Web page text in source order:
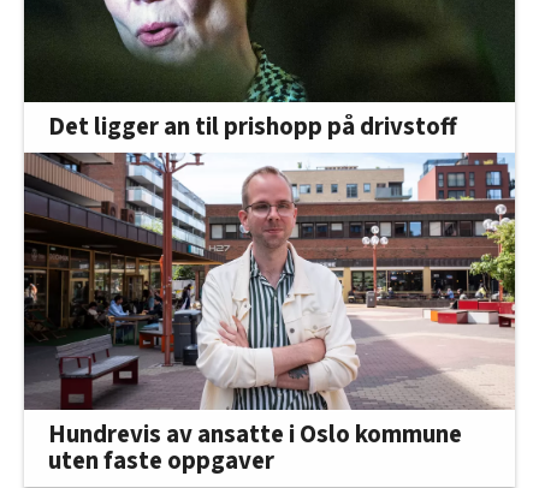
Det ligger an til prishopp på drivstoff
Hundrevis av ansatte i Oslo kommune
uten faste oppgaver